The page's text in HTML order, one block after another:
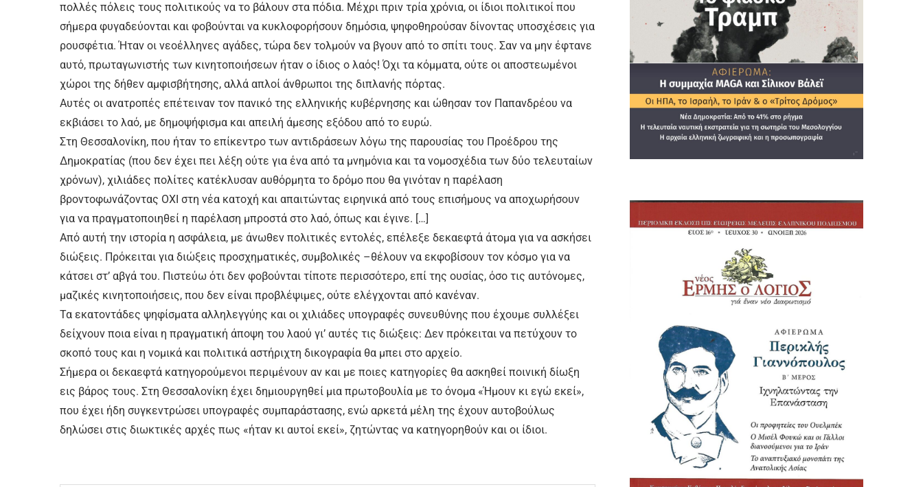
πολλές πόλεις τους πολιτικούς να το βάλουν στα πόδια. Μέχρι πριν τρία χρόνια, οι ίδιοι πολιτικοί που
σήμερα φυγαδεύονται και φοβούνται να κυκλοφορήσουν δημόσια, ψηφοθηρούσαν δίνοντας υποσχέσεις για
ρουσφέτια. Ήταν οι νεοέλληνες αγάδες, τώρα δεν τολμούν να βγουν από το σπίτι τους. Σαν να μην έφτανε
αυτό, πρωταγωνιστής των κινητοποιήσεων ήταν ο ίδιος ο λαός! Όχι τα κόμματα, ούτε οι αποστεωμένοι
χώροι της δήθεν αμφισβήτησης, αλλά απλοί άνθρωποι της διπλανής πόρτας.
Αυτές οι ανατροπές επέτειναν τον πανικό της ελληνικής κυβέρνησης και ώθησαν τον Παπανδρέου να
εκβιάσει το λαό, με δημοψήφισμα και απειλή άμεσης εξόδου από το ευρώ.
Στη Θεσσαλονίκη, που ήταν το επίκεντρο των αντιδράσεων λόγω της παρουσίας του Προέδρου της
Δημοκρατίας (που δεν έχει πει λέξη ούτε για ένα από τα μνημόνια και τα νομοσχέδια των δύο τελευταίων
χρόνων), χιλιάδες πολίτες κατέκλυσαν αυθόρμητα το δρόμο που θα γινόταν η παρέλαση
βροντοφωνάζοντας ΟΧΙ στη νέα κατοχή και απαιτώντας ειρηνικά από τους επισήμους να αποχωρήσουν
για να πραγματοποιηθεί η παρέλαση μπροστά στο λαό, όπως και έγινε. […]
Από αυτή την ιστορία η ασφάλεια, με άνωθεν πολιτικές εντολές, επέλεξε δεκαεφτά άτομα για να ασκήσει
διώξεις. Πρόκειται για διώξεις προσχηματικές, συμβολικές –θέλουν να εκφοβίσουν τον κόσμο για να
κάτσει στ’ αβγά του. Πιστεύω ότι δεν φοβούνται τίποτε περισσότερο, επί της ουσίας, όσο τις αυτόνομες,
μαζικές κινητοποιήσεις, που δεν είναι προβλέψιμες, ούτε ελέγχονται από κανέναν.
Τα εκατοντάδες ψηφίσματα αλληλεγγύης και οι χιλιάδες υπογραφές συνευθύνης που έχουμε συλλέξει
δείχνουν ποια είναι η πραγματική άποψη του λαού γι’ αυτές τις διώξεις: Δεν πρόκειται να πετύχουν το
σκοπό τους και η νομικά και πολιτικά αστήριχτη δικογραφία θα μπει στο αρχείο.
Σήμερα οι δεκαεφτά κατηγορούμενοι περιμένουν αν και με ποιες κατηγορίες θα ασκηθεί ποινική δίωξη
εις βάρος τους. Στη Θεσσαλονίκη έχει δημιουργηθεί μια πρωτοβουλία με το όνομα «Ήμουν κι εγώ εκεί»,
που έχει ήδη συγκεντρώσει υπογραφές συμπαράστασης, ενώ αρκετά μέλη της έχουν αυτοβούλως
δηλώσει στις διωκτικές αρχές πως «ήταν κι αυτοί εκεί», ζητώντας να κατηγορηθούν και οι ίδιοι.